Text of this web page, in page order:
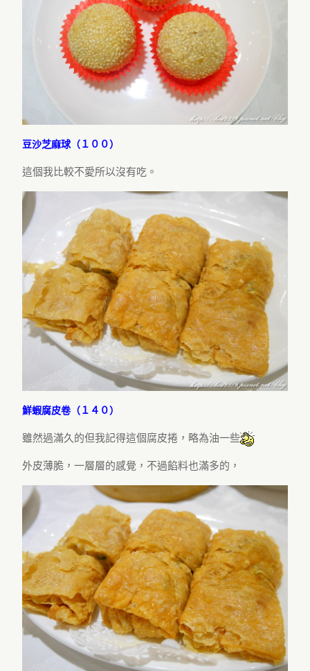
豆沙芝麻球（１００）
這個我比較不愛所以沒有吃。
鮮蝦腐皮卷（１４０）
雖然過滿久的但我記得這個腐皮捲，略為油一些
外皮薄脆，一層層的感覺，不過餡料也滿多的，